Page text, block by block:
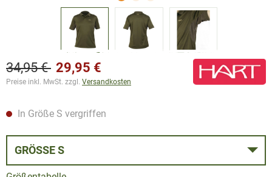
34,95 € 29,95 €
Preise inkl. MwSt. zzgl. Versandkosten
In Größe S vergriffen
GRÖSSE S